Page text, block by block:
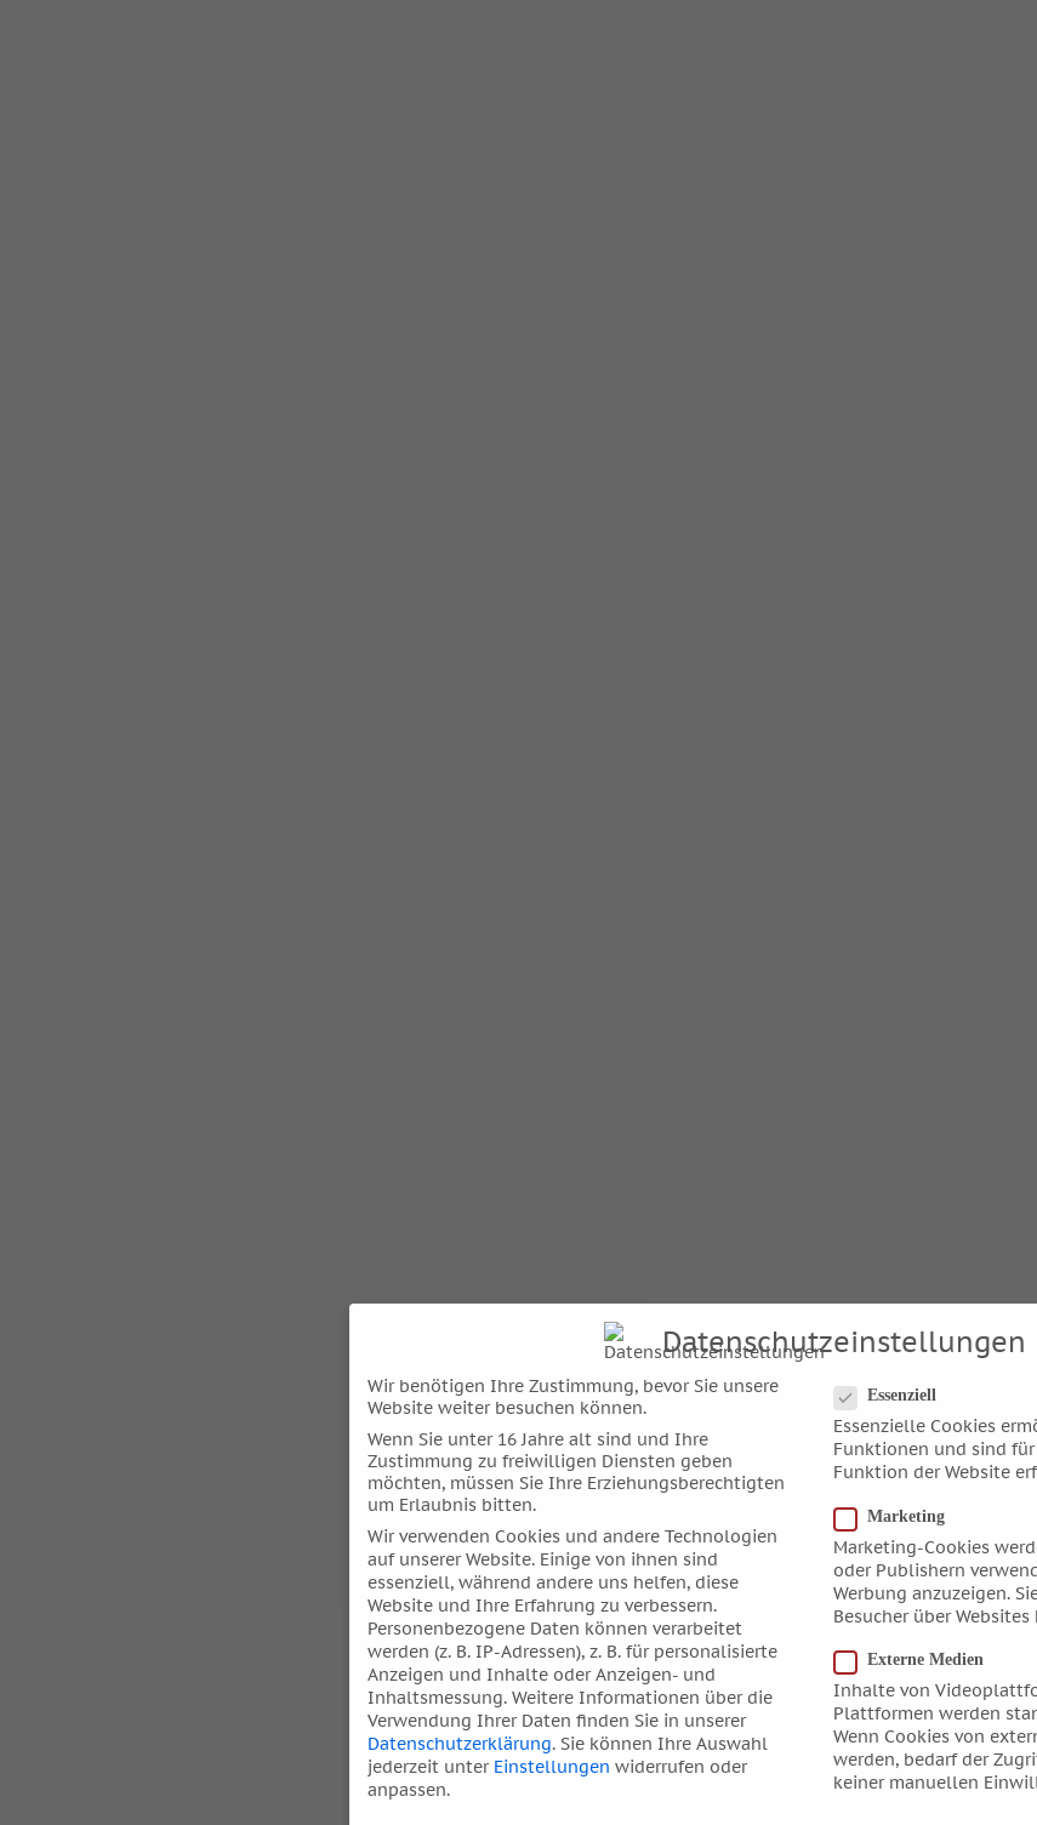
Datenschutzeinstellungen
Wir benötigen Ihre Zustimmung, bevor Sie unsere
Website weiter besuchen können.
Wenn Sie unter 16 Jahre alt sind und Ihre
Zustimmung zu freiwilligen Diensten geben
möchten, müssen Sie Ihre Erziehungsberechtigten
um Erlaubnis bitten.
Wir verwenden Cookies und andere Technologien
auf unserer Website. Einige von ihnen sind
essenziell, während andere uns helfen, diese
Website und Ihre Erfahrung zu verbessern.
Personenbezogene Daten können verarbeitet
werden (z. B. IP-Adressen), z. B. für personalisierte
Anzeigen und Inhalte oder Anzeigen- und
Inhaltsmessung. Weitere Informationen über die
Verwendung Ihrer Daten finden Sie in unserer
Datenschutzerklärung. Sie können Ihre Auswahl
jederzeit unter Einstellungen widerrufen oder
anpassen.
Essenziell
Essenzielle Cookies
Funktionen und sind
Funktion der Website
Marketing
Marketing-Cookies
oder Publishern
Werbung anzuzeigen.
Besucher über
Externe Medien
Inhalte von
Plattformen werden
Wenn Cookies von
werden, bedarf der
keiner manuellen